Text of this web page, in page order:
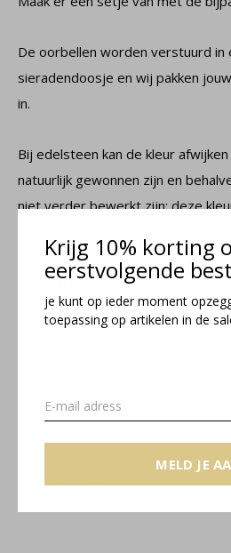
Krijg 10% korting
eerstvolgende
je kunt op ieder moment
toepassing op artikelen in de
MELD JE
De oorbellen worden verstuurd in
sieradendoosje en wij pakken
in.
Bij edelsteen kan de kleur
natuurlijk gewonnen zijn en
niet verder bewerkt zijn; deze
Kenmerken
Lengte oorbel: 3 cm
Sluiting oorbel: klapbeugel
Elise collectie